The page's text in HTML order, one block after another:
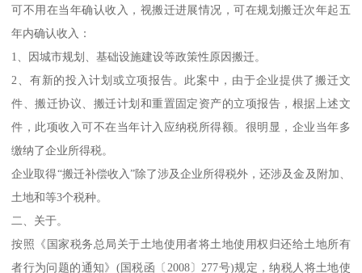
可不用在当年确认收入，视搬迁进展情况，可在规划搬迁次年起五
年内确认收入：
1、因城市规划、基础设施建设等政策性原因搬迁。
2、有新的投入计划或立项报告。此案中，由于企业提供了搬迁文
件、搬迁协议、搬迁计划和重置固定资产的立项报告，根据上述文
件，此项收入可不在当年计入应纳税所得额。很明显，企业当年多
缴纳了企业所得税。
企业取得“搬迁补偿收入”除了涉及企业所得税外，还涉及金及附加、
土地和等3个税种。
二、关于。
按照《国家税务总局关于土地使用者将土地使用权归还给土地所有
者行为问题的通知》(国税函〔2008〕277号)规定，纳税人将土地使